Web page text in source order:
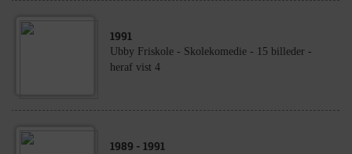
1991
Ubby Friskole - Skolekomedie - 15 billeder -
heraf vist 4
1989 - 1991